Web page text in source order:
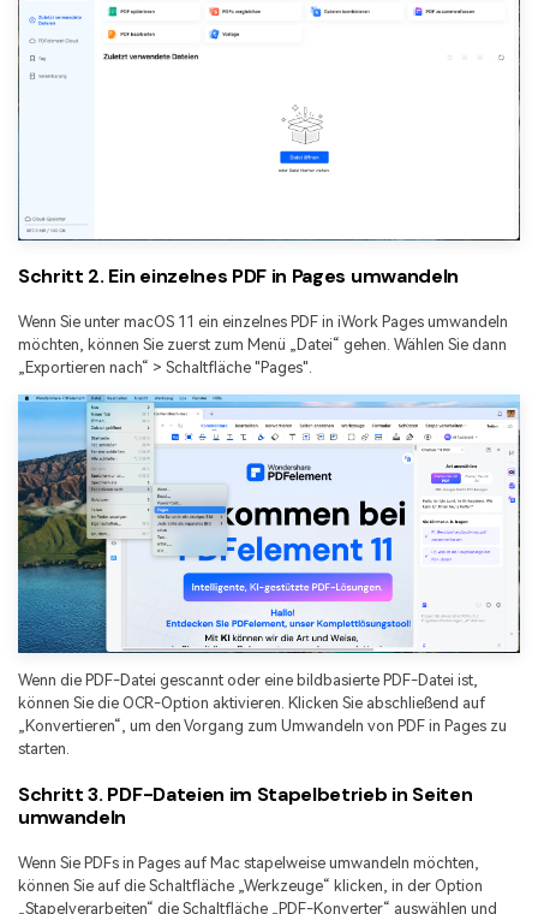
Schritt 2. Ein einzelnes PDF in Pages umwandeln
Wenn Sie unter macOS 11 ein einzelnes PDF in iWork Pages umwandeln
möchten, können Sie zuerst zum Menü „Datei“ gehen. Wählen Sie dann
„Exportieren nach“ > Schaltfläche "Pages".
Wenn die PDF-Datei gescannt oder eine bildbasierte PDF-Datei ist,
können Sie die OCR-Option aktivieren. Klicken Sie abschließend auf
„Konvertieren“, um den Vorgang zum Umwandeln von PDF in Pages zu
starten.
Schritt 3. PDF-Dateien im Stapelbetrieb in Seiten
umwandeln
Wenn Sie PDFs in Pages auf Mac stapelweise umwandeln möchten,
können Sie auf die Schaltfläche „Werkzeuge“ klicken, in der Option
„Stapelverarbeiten“ die Schaltfläche „PDF-Konverter“ auswählen und